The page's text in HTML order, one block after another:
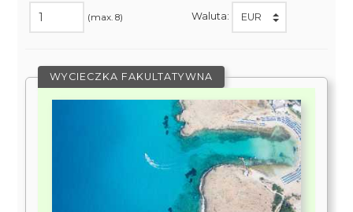
(max. 8) Waluta:
WYCIECZKA FAKULTATYWNA